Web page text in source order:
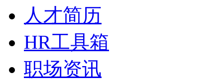
人才简历
HR工具箱
职场资讯